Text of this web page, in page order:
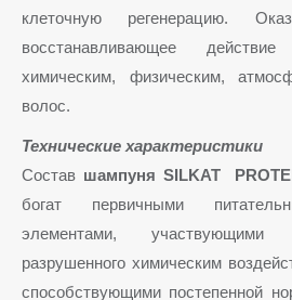
клеточную регенерацию.
восстанавливающее
химическим, физическим,
волос.
Технические характеристики
Состав шампуня SILKAT
богат первичными
элементами, участвующими
разрушенного химическим
способствующими постепенной